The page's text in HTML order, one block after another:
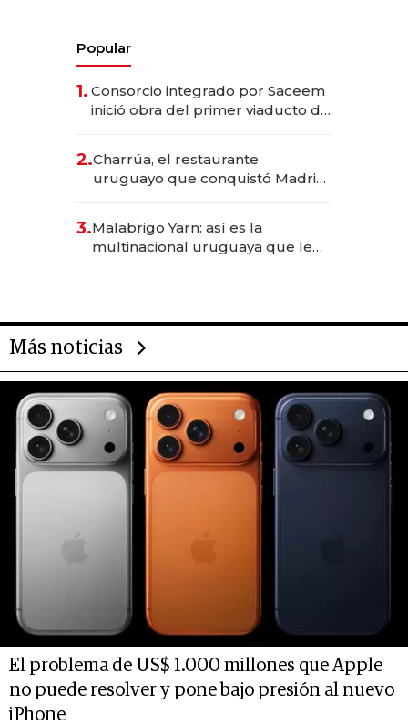
Popular
1. Consorcio integrado por Saceem
inició obra del primer viaducto de
millones
2.Charrúa, el restaurante
uruguayo que conquistó Madrid:
anticipación y prepara apertura
3.Malabrigo Yarn: así es la
multinacional uruguaya que le
Más noticias
El problema de US$ 1.000 millones que Apple
no puede resolver y pone bajo presión al nuevo
iPhone